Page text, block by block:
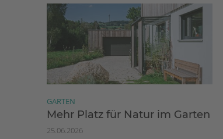
GARTEN
Mehr Platz für Natur im Garten
25.06.2026